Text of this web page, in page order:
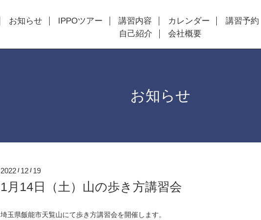
お知らせ IPPOツアー 講習内容 カレンダー 講習予約
自己紹介
会社概要
お知らせ
2022 / 12 / 19
1月14日（土）山の歩き方講習会
埼玉県飯能市天覧山にて歩き方講習会を開催します。